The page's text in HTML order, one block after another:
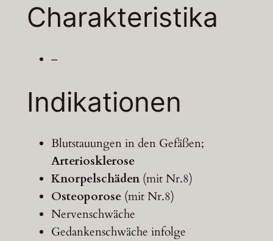
Charakteristika
–
Indikationen
Blutstauungen in den Gefäßen;
Arteriosklerose
Knorpelschäden(mit Nr.8)
Osteoporose (mit Nr.8)
Nervenschwäche
Gedankenschwäche infolge